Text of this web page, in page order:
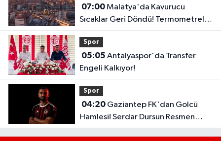
07:00Malatya'da Kavurucu
Sıcaklar Geri Döndü! Termometreler
39 Dereceyi Gösterecek..
Spor
05:05
Engeli Kalkıyor!
Spor
04:20Gaziantep FK'dan Golcü
Hamlesi! Serdar Dursun Resmen
İmzayı Attı!